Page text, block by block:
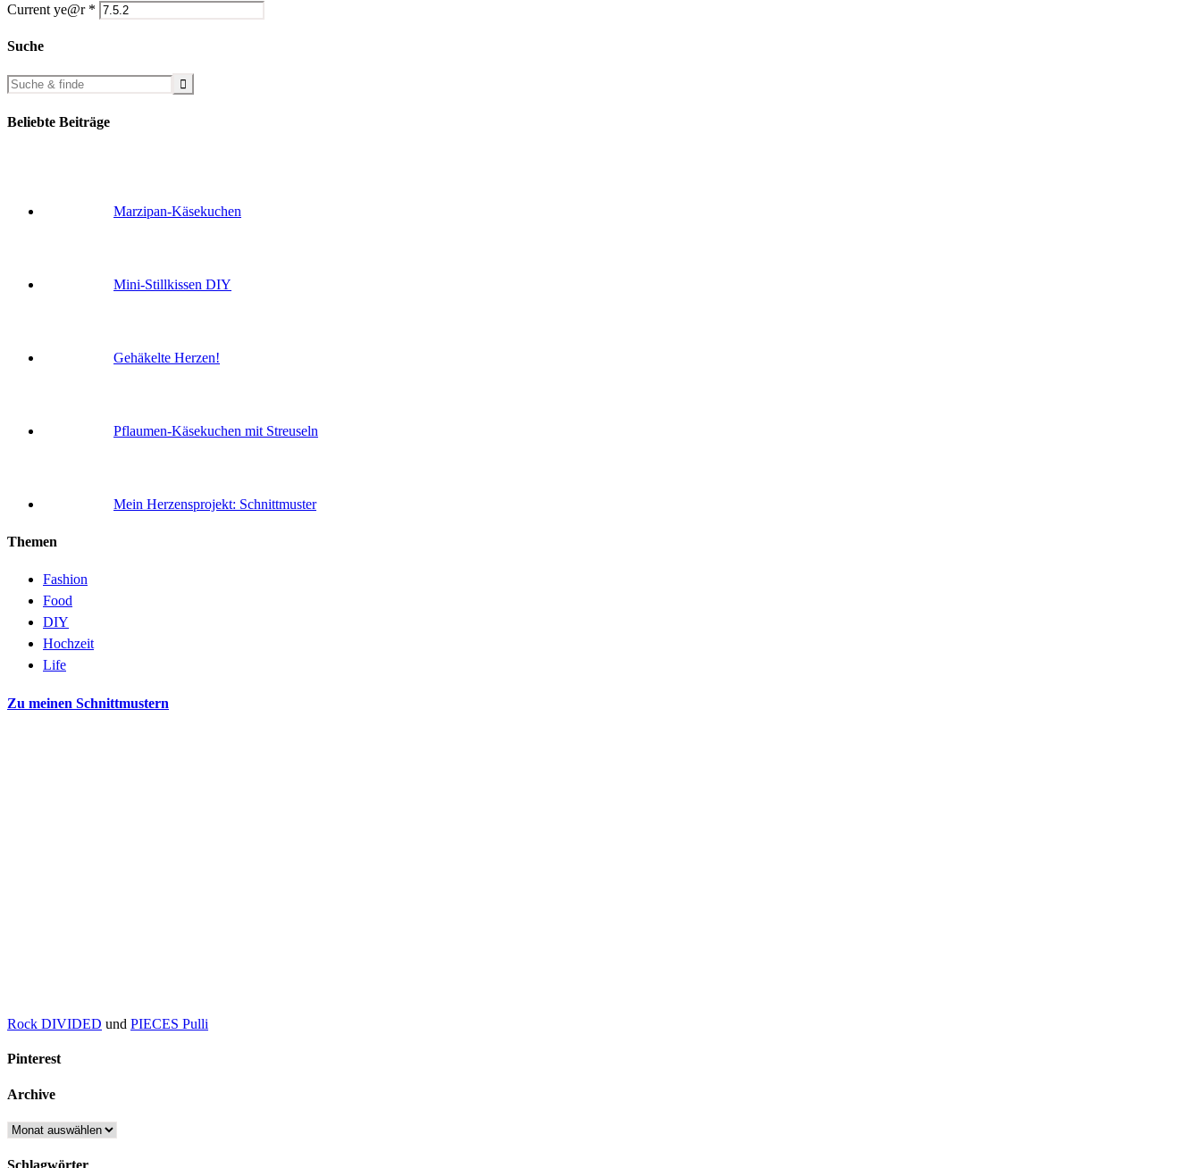
Current ye@r *
Suche
Beliebte Beiträge
Marzipan-Käsekuchen
Mini-Stillkissen DIY
Gehäkelte Herzen!
Pflaumen-Käsekuchen mit Streuseln
Mein Herzensprojekt: Schnittmuster
Themen
Fashion
Food
DIY
Hochzeit
Life
Zu meinen Schnittmustern
Rock DIVIDED und PIECES Pulli
Pinterest
Archive
Archive
Schlagwörter